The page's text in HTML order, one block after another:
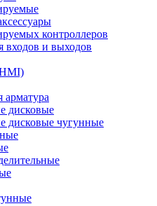
контроллеров
и выходов
арматура
дисковые
дисковые чугунные